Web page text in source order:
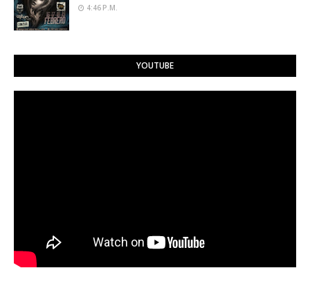
4:46 P.M.
YOUTUBE